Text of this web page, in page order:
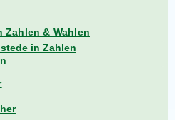
Zahlen & Wahlen
in Zahlen